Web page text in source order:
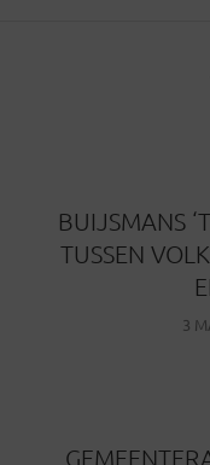
BUIJSMANS
TUSSEN
3